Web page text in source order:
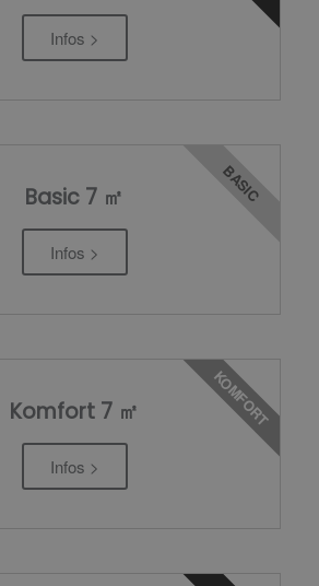
Infos >
Basic 7 ㎡
Infos >
BASIC
Komfort 7 ㎡
Infos >
KOMFORT